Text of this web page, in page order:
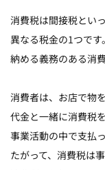
消費税は間接税とい
異なる税金の1つで
納める義務のある消
消費者は、お店で物
代金と一緒に消費税
事業活動の中で支払
たがって、消費税は